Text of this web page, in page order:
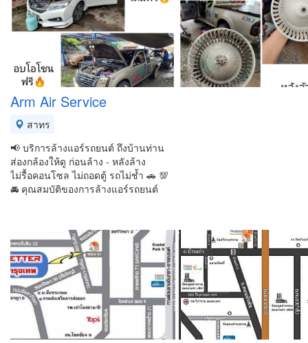
Arm Air Service
สาทร
📢 บริการล้างแอร์รถยนต์ ถึงบ้านท่าน
ส่องกล้องให้ดู ก่อนล้าง - หลังล้าง
ไม่รื้อคอนโซล ไม่ถอดตู้ รถไม่ช้ำ 🚗 💯
🚘 คุณสมบัติของการล้างแอร์รถยนต์